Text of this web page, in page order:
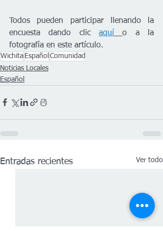
Todos pueden participar llenando la
encuesta dando clic aquí
o a la
fotografía en este artículo.
Wichita Español Comunidad
Noticias Locales
Español
Entradas recientes Ver todo